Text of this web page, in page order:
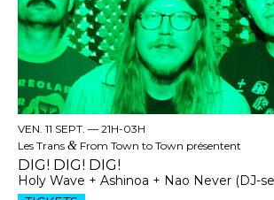
VEN. 11 SEPT. — 21H-03H
Les Trans & From Town to Town présentent
DIG! DIG! DIG!
Holy Wave + Ashinoa + Nao Never (DJ-